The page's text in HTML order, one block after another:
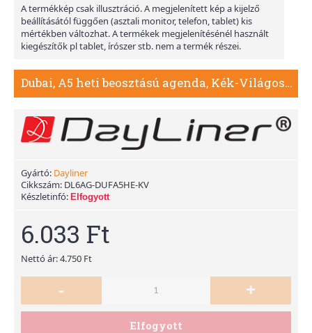
A termékkép csak illusztráció. A megjelenített kép a kijelző
beállításától függően (asztali monitor, telefon, tablet) kis
mértékben változhat. A termékek megjelenítésénél használt
kiegészítők pl tablet, írószer stb. nem a termék részei.
Dubai, A5 heti beosztású agenda, Kék-VilágosKék
Gyártó: Dayliner
Cikkszám: DL6AG-DUFA5HE-KV
Készletinfó: Elfogyott
6.033 Ft
Nettó ár: 4.750 Ft
- +
Elfogyott